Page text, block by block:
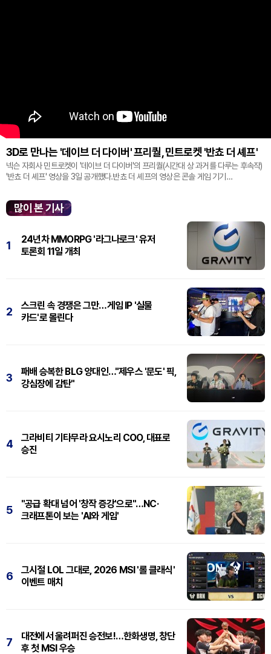
3D로 만나는 '데이브 더 다이버' 프리퀄, 민트로켓 '반쵸 더 셰프'
넥슨 자회사 민트로켓이 '데이브 더 다이버'의 프리퀄(시간대 상 과거를 다루는 후속작)
'반쵸 더 셰프' 영상을 3일 공개했다.반쵸 더 셰프의 영상은 콘솔 게임 기기
많이 본 기사
1
24년차 MMORPG '라그나로크' 유저
토론회 11일 개최
2
스크린 속 경쟁은 그만…게임 IP '실물
카드'로 몰린다
3
패배 승복한 BLG 양대인…"제우스 '문도' 픽,
강심장에 감탄"
4
그라비티 기타무라 요시노리 COO, 대표로
승진
5
"공급 확대 넘어 '창작 증강'으로"…NC·
크래프톤이 보는 'AI와 게임'
6
그시절 LOL 그대로, 2026 MSI '롤 클래식'
이벤트 매치
7
대전에서 울려퍼진 승전보!…한화생명, 창단
후 첫 MSI 우승